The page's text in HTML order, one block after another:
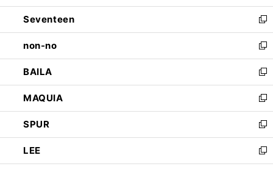
開
く
ウ
で
開
く
ン
ド
ウ
で
開
く
Seventeen
新
し
い
ウ
ィ
ン
ド
ウ
で
開
く
non-no
新
し
い
ウ
ィ
ン
ド
ウ
で
開
BAILA
新
し
い
ウ
ィ
ン
ド
ウ
MAQUIA
新
し
い
ウ
ィ
ン
SPUR
新
し
い
ウ
LEE
新
し